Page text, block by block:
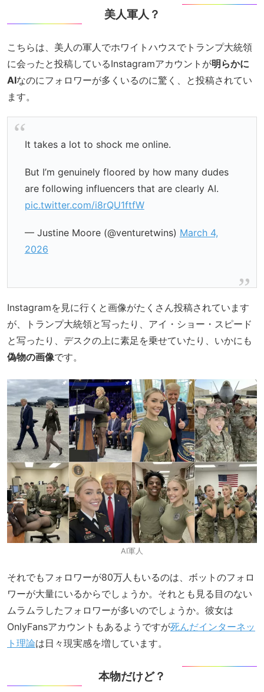
美人軍人？
こちらは、美人の軍人でホワイトハウスでトランプ大統領
に会ったと投稿しているInstagramアカウントが明らかに
AIなのにフォロワーが多くいるのに驚く、と投稿されてい
ます。
It takes a lot to shock me online.
But I’m genuinely floored by how many dudes
are following influencers that are clearly AI.
pic.twitter.com/i8rQU1ftfW
— Justine Moore (@venturetwins) March 4,
2026
Instagramを見に行くと画像がたくさん投稿されています
が、トランプ大統領と写ったり、アイ・ショー・スピード
と写ったり、デスクの上に素足を乗せていたり、いかにも
偽物の画像です。
AI軍人
それでもフォロワーが80万人もいるのは、ボットのフォロ
ワーが大量にいるからでしょうか。それとも見る目のない
ムラムラしたフォロワーが多いのでしょうか。彼女は
OnlyFansアカウントもあるようですが死んだインターネッ
ト理論は日々現実感を増しています。
本物だけど？